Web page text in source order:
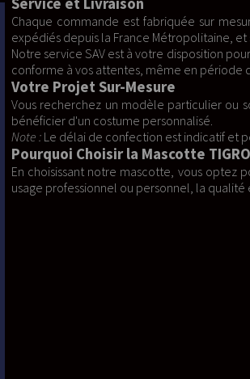
sur mesure après validation de votre
et subissent un double contrôle
pour le remplacement d'éléments
période de forte activité.
ou souhaitez réaliser votre propre
et peut être prolongé en cas de forte
TIGROU - Deluxe ?
optez pour un produit haut de gamme
la qualité et le design de notre costume